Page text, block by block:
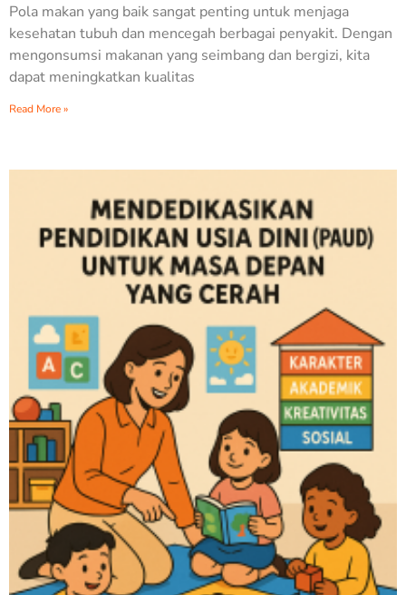
Pola makan yang baik sangat penting untuk menjaga
kesehatan tubuh dan mencegah berbagai penyakit. Dengan
mengonsumsi makanan yang seimbang dan bergizi, kita
dapat meningkatkan kualitas
Read More »